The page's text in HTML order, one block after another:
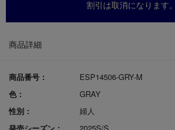
商品詳細
商品番号：
ESP14506-GRY-M
色：
GRAY
性別：
婦人
割引は取消になります。